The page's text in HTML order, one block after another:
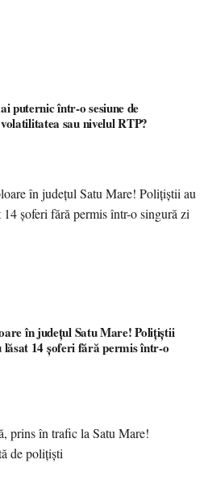
puternic într-o sesiune de
sau nivelul RTP?
în județul Satu Mare! Polițiștii
lăsat 14 șoferi fără permis într-o